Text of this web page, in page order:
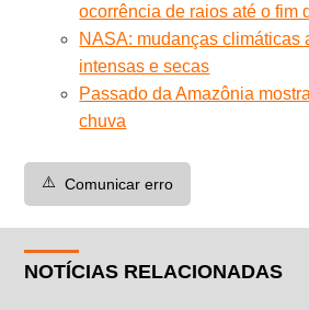
ocorrência de raios até o fim
NASA: mudanças climáticas
intensas e secas
Passado da Amazônia
chuva
⚠️ Comunicar erro
NOTÍCIAS RELACIONADAS